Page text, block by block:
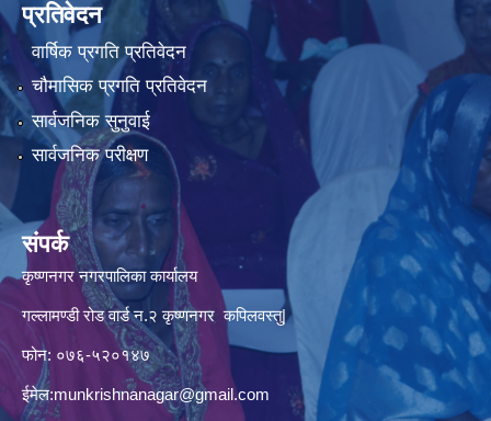
प्रतिवेदन
वार्षिक प्रगति प्रतिवेदन
चौमासिक प्रगति प्रतिवेदन
सार्वजनिक सुनुवाई
सार्वजनिक परीक्षण
संपर्क
कृष्णनगर नगरपालिका कार्यालय
गल्लामण्डी रोड वार्ड न.२ कृष्णनगर कपिलवस्तु|
फोन: ०७६-५२०१४७
ईमेल:munkrishnanagar@gmail.com